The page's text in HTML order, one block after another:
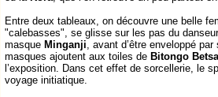
Entre deux tableaux, on découvre une belle
"calebasses", se glisse sur les pas du
masque Minganji, avant d’être enveloppé par
masques ajoutent aux toiles de Bitongo
l’exposition. Dans cet effet de sorcellerie, le
voyage initiatique.